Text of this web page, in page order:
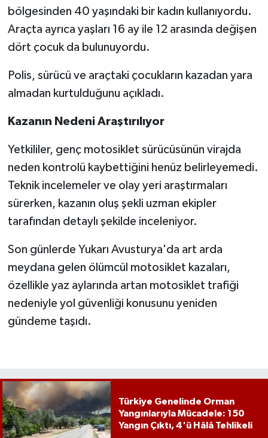
bölgesinden 40 yaşındaki bir kadın kullanıyordu.
Araçta ayrıca yaşları 16 ay ile 12 arasında değişen
dört çocuk da bulunuyordu.
Polis, sürücü ve araçtaki çocukların kazadan yara
almadan kurtulduğunu açıkladı.
Kazanın Nedeni Araştırılıyor
Yetkililer, genç motosiklet sürücüsünün virajda
neden kontrolü kaybettiğini henüz belirleyemedi.
Teknik incelemeler ve olay yeri araştırmaları
sürerken, kazanın oluş şekli uzman ekipler
tarafından detaylı şekilde inceleniyor.
Son günlerde Yukarı Avusturya'da art arda
meydana gelen ölümcül motosiklet kazaları,
özellikle yaz aylarında artan motosiklet trafiği
nedeniyle yol güvenliği konusunu yeniden
gündeme taşıdı.
Türkiye Genelinde Orman
Yangınlarıyla Mücadele: 150
Yangın Çıktı, 4'ü Hâlâ Tehlikeli